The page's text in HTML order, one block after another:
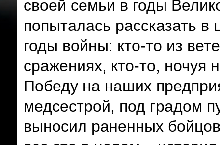
своей семьи в годы
попыталась рассказать
годы войны: кто-то из
сражениях, кто-то, ночуя
Победу на наших
медсестрой, под градом
выносил раненных